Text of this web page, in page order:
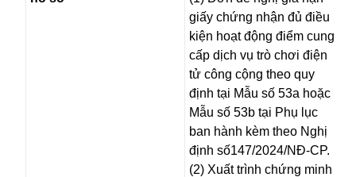
giấy chứng nhận đủ điều
kiện hoạt động điểm cung
cấp dịch vụ trò chơi điện
tử công cộng theo quy
định tại Mẫu số 53a hoặc
Mẫu số 53b tại Phụ lục
ban hành kèm theo Nghị
định số147/2024/NĐ-CP.
(2) Xuất trình chứng minh